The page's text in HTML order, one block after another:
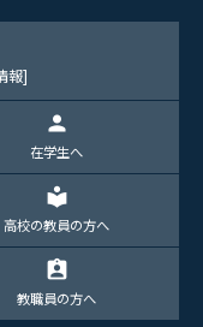
報]
person
在学生へ
local_library
高校の教員の方へ
assignment_ind
教職員の方へ